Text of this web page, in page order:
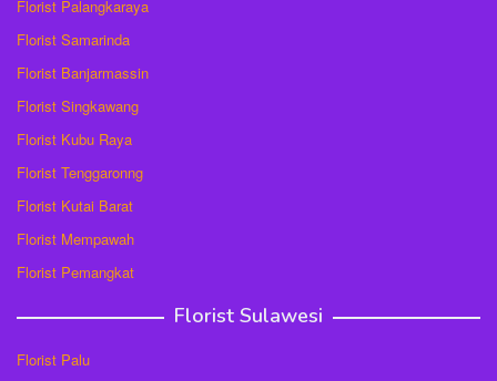
Florist Palangkaraya
Florist Samarinda
Florist Banjarmassin
Florist Singkawang
Florist Kubu Raya
Florist Tenggaronng
Florist Kutai Barat
Florist Mempawah
Florist Pemangkat
Florist Sulawesi
Florist Palu